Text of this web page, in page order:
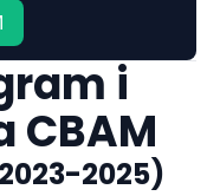
i
2025)